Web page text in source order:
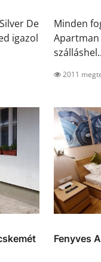
De
igazol
Minden
Apartman
2011
Fenyves